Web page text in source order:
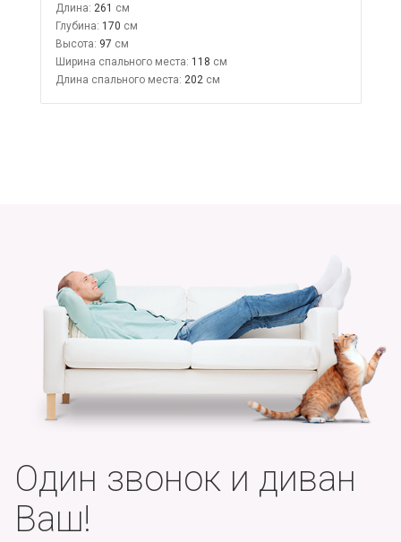
Длина: 261
Глубина: 170
Высота: 97
Ширина спального места: 118
Длина спального места: 202
Один звонок и диван
Ваш!